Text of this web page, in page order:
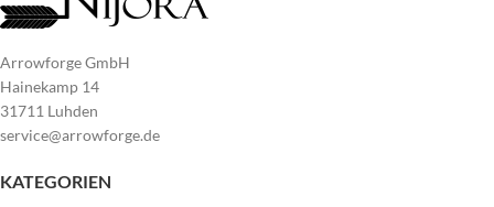
Arrowforge GmbH
Hainekamp 14
31711 Luhden
service@arrowforge.de
KATEGORIEN